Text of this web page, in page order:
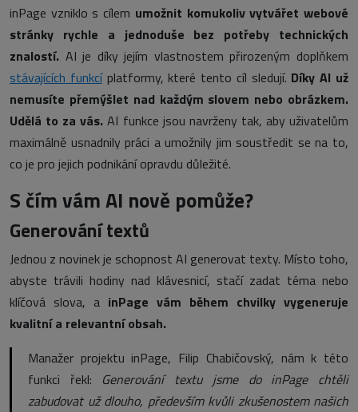
inPage vzniklo s cílem umožnit komukoliv vytvářet webové
stránky rychle a jednoduše bez potřeby technických
znalostí. AI je díky jejím vlastnostem přirozeným doplňkem
stávajících funkcíplatformy, které tento cíl sledují. Díky AI už
nemusíte přemýšlet nad každým slovem nebo obrázkem.
Udělá to za vás. AI funkce jsou navrženy tak, aby uživatelům
maximálně usnadnily práci a umožnily jim soustředit se na to,
co je pro jejich podnikání opravdu důležité.
S čím vám AI nově pomůže?
Generování textů
Jednou z novinek je schopnost AI generovat texty. Místo toho,
abyste trávili hodiny nad klávesnicí, stačí zadat téma nebo
klíčová slova, a inPage vám během chvilky vygeneruje
kvalitní a relevantní obsah.
Manažer projektu inPage, Filip Chabičovský, nám k této
funkci řekl: Generování textu jsme do inPage chtěli
zabudovat už dlouho, především kvůli zkušenostem našich